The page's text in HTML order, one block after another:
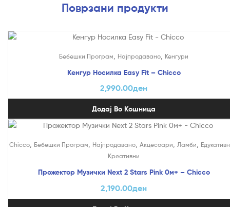
Поврзани продукти
Бебешки Програм Најпродавано Кенгури
Кенгур Носилка Easy Fit – Chicco
2,990.00ден
Додај Во Кошница
Chicco, Бебешки Програм, Најпродавано, Акцесоари, Ламби,
Креативни
Прожектор Музички Next 2 Stars Pink 0м+ – Chicco
2,190.00ден